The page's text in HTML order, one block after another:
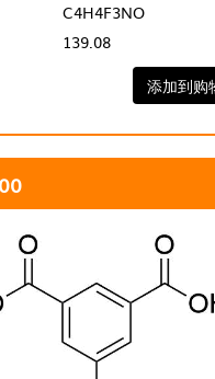
C4H4F3NO
139.08
添加到购